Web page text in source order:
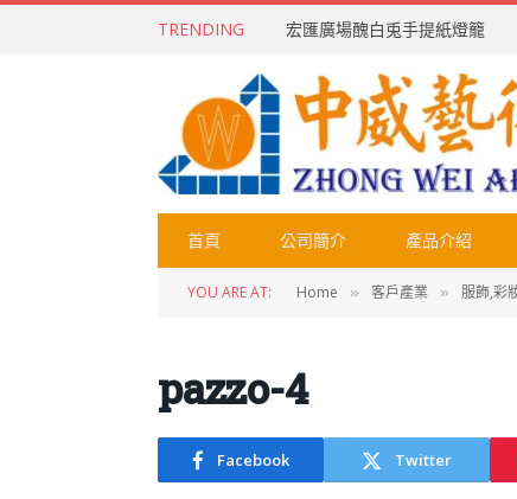
TRENDING 宏匯廣場醜白兎手提紙燈籠
首頁 公司簡介 產品介紹
YOU ARE AT: Home » 客戶產業 » 服飾,彩
pazzo-4
Facebook Twitter